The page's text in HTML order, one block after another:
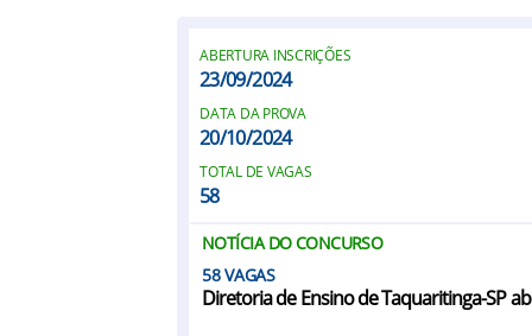
ABERTURA INSCRIÇÕES
23/09/2024
DATA DA PROVA
20/10/2024
TOTAL DE VAGAS
58
NOTÍCIA DO CONCURSO
58
Diretoria de Ensino de Taquaritinga-SP